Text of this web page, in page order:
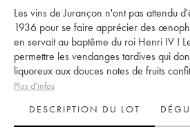
Les vins de Jurançon n'ont pas attendu
1936 pour se faire apprécier des
en servait au baptême du roi Henri IV !
permettre les vendanges tardives qui
liquoreux aux douces notes de fruits
Plus d'infos
DESCRIPTION DU LOT